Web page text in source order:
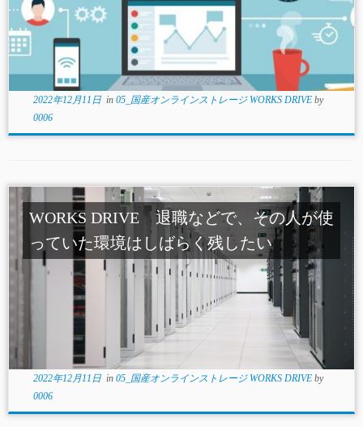
2022年12月11日in 05_国産オンラインストレージ WORKS DRIVE by
0006
WORKS DRIVE 退職などで、その人が使
っていた環境はしばらく残したい
2022年12月11日in 05_国産オンラインストレージ WORKS DRIVE by
0006